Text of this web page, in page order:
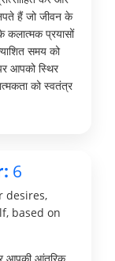
हैं जो जीवन के
प्रयासों
समय को
आपको स्थिर
को स्वतंत्र
6
desires,
based on